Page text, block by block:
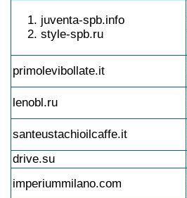
juventa-spb.info
style-spb.ru
primolevibollate.it
lenobl.ru
santeustachioilcaffe.it
drive.su
imperiummilano.com